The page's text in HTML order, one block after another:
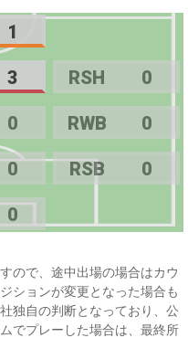
1
3 RSH 0
0 RWB 0
0 RSB 0
0
ので、途中出場の場合はカウ
ションが変更となった場合も
独自の判断となっており、公
でプレーした場合は、最終所